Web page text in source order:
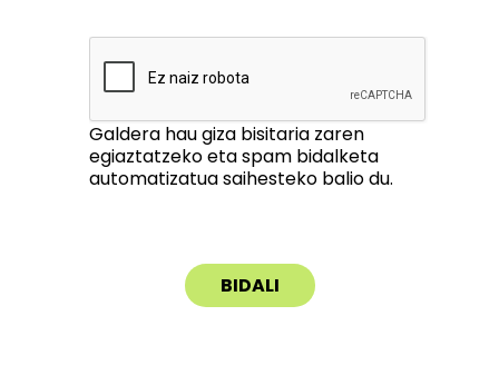
Galdera hau giza bisitaria zaren
egiaztatzeko eta spam bidalketa
automatizatua saihesteko balio du.